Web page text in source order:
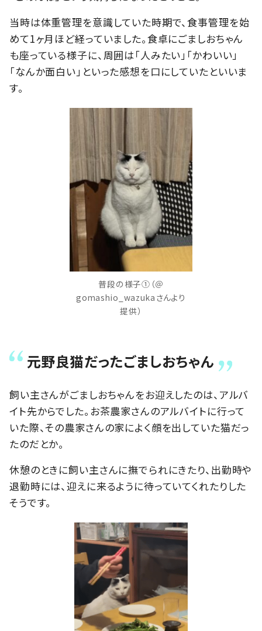
当時は体重管理を意識していた時期で、食事管理を始
めて1ヶ月ほど経っていました。食卓にごましおちゃん
も座っている様子に、周囲は「人みたい」「かわいい」
「なんか面白い」といった感想を口にしていたといいま
す。
普段の様子①（＠
gomashio_wazukaさんより
提供）
元野良猫だったごましおちゃん
飼い主さんがごましおちゃんをお迎えしたのは、アルバ
イト先からでした。お茶農家さんのアルバイトに行って
いた際、その農家さんの家によく顔を出していた猫だっ
たのだとか。
休憩のときに飼い主さんに撫でられにきたり、出勤時や
退勤時には、迎えに来るように待っていてくれたりした
そうです。